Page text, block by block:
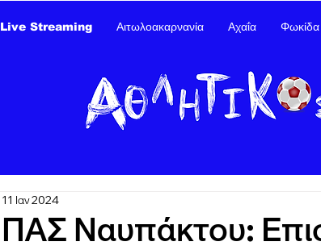
Live Streaming Αιτωλοακαρνανία Αχαΐα Φωκίδα
ΠΑΣ Ναυπάκτου:
11 Ιαν 2024